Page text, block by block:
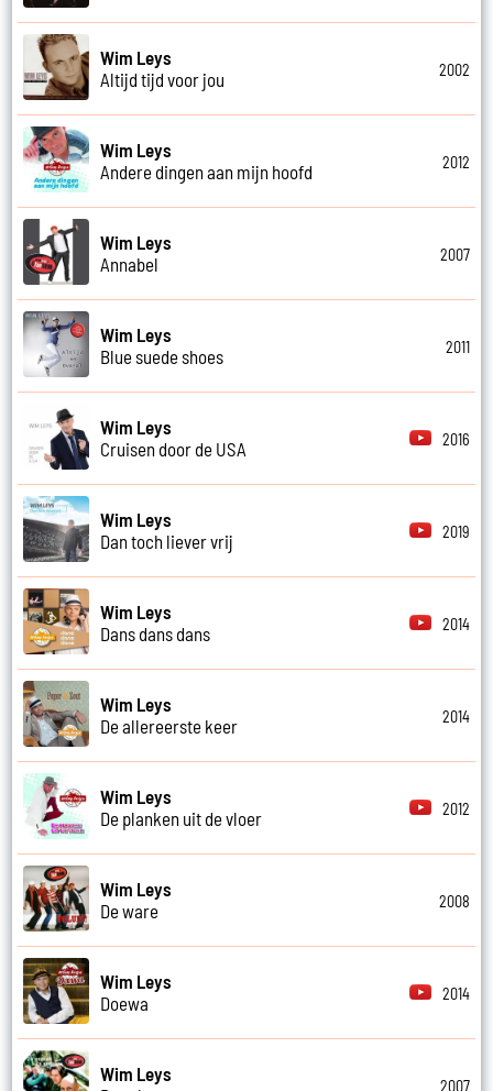
Wim Leys
Altijd tijd voor jou
2002
Wim Leys
Andere dingen aan mijn hoofd
2012
Wim Leys
Annabel
2007
Wim Leys
Blue suede shoes
2011
Wim Leys
Cruisen door de USA
2016
Wim Leys
Dan toch liever vrij
2019
Wim Leys
Dans dans dans
2014
Wim Leys
De allereerste keer
2014
Wim Leys
De planken uit de vloer
2012
Wim Leys
De ware
2008
Wim Leys
Doewa
2014
Wim Leys
2007